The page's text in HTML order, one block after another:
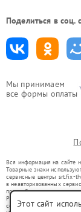
Мы принимаем
все формы оплаты
Поделиться в соц.
Вся информация на сайте
Товарные знаки
сервисные центры srt.fix-
в неавторизованных
правообладателями
Ремонт осуществляется
со статьей 1487 ГК РФ.
Этот сайт